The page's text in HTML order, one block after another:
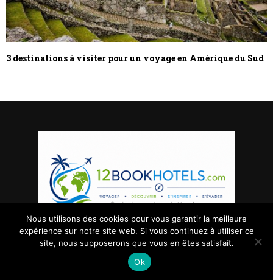
3 destinations à visiter pour un voyage en Amérique du Sud
Plan de site-Mentions Légales-Contact
Nous utilisons des cookies pour vous garantir la meilleure
expérience sur notre site web. Si vous continuez à utiliser ce
site, nous supposerons que vous en êtes satisfait.
Ok